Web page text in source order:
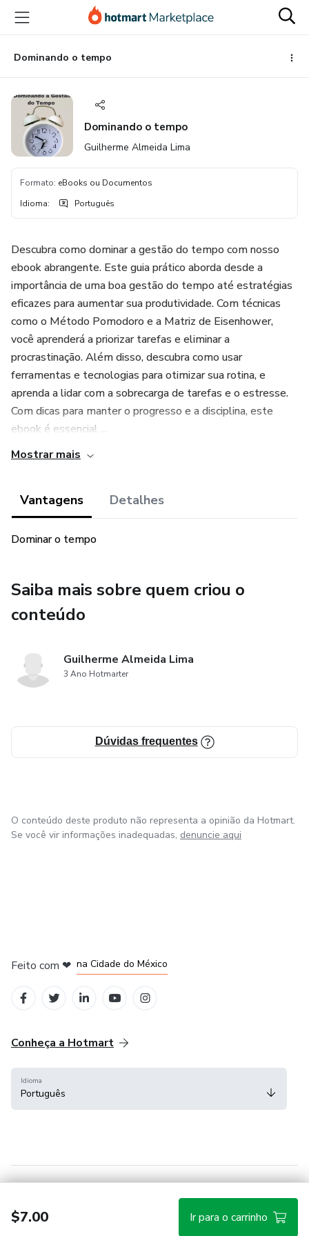
para
conteúdo
principal
para
pagamento
para
rodapé
Dominando o tempo
Dominando o tempo
Guilherme Almeida Lima
Formato: eBooks ou Documentos
Idioma: Português
Descubra como dominar a gestão do tempo com nosso
ebook abrangente. Este guia prático aborda desde a
importância de uma boa gestão do tempo até estratégias
eficazes para aumentar sua produtividade. Com técnicas
como o Método Pomodoro e a Matriz de Eisenhower,
você aprenderá a priorizar tarefas e eliminar a
procrastinação. Além disso, descubra como usar
ferramentas e tecnologias para otimizar sua rotina, e
aprenda a lidar com a sobrecarga de tarefas e o estresse.
Com dicas para manter o progresso e a disciplina, este
ebook é essencial ...
Mostrar mais
Vantagens Detalhes
Dominar o tempo
Saiba mais sobre quem criou o
conteúdo
Guilherme Almeida Lima
3 Ano Hotmarter
Dúvidas frequentes
$7.00 Ir para o carrinho
O conteúdo deste produto não representa a opinião da Hotmart.
Se você vir informações inadequadas, denuncie aqui
Feito com ❤ na Cidade do México
Conheça a Hotmart
Idioma
Português